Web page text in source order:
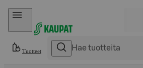
Hyppää sisältöön
Tuotteet